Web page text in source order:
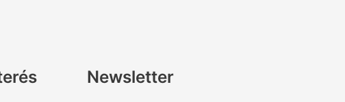
Newsletter